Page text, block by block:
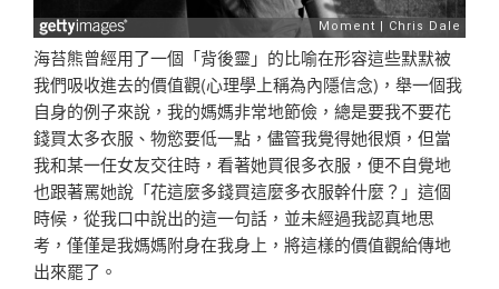
海苔熊曾經用了一個「背後靈」的比喻在形容這些默默被
我們吸收進去的價值觀(心理學上稱為內隱信念)，舉一個我
自身的例子來說，我的媽媽非常地節儉，總是要我不要花
錢買太多衣服、物慾要低一點，儘管我覺得她很煩，但當
我和某一任女友交往時，看著她買很多衣服，便不自覺地
也跟著罵她說「花這麼多錢買這麼多衣服幹什麼？」這個
時候，從我口中說出的這一句話，並未經過我認真地思
考，僅僅是我媽媽附身在我身上，將這樣的價值觀給傳地
出來罷了。